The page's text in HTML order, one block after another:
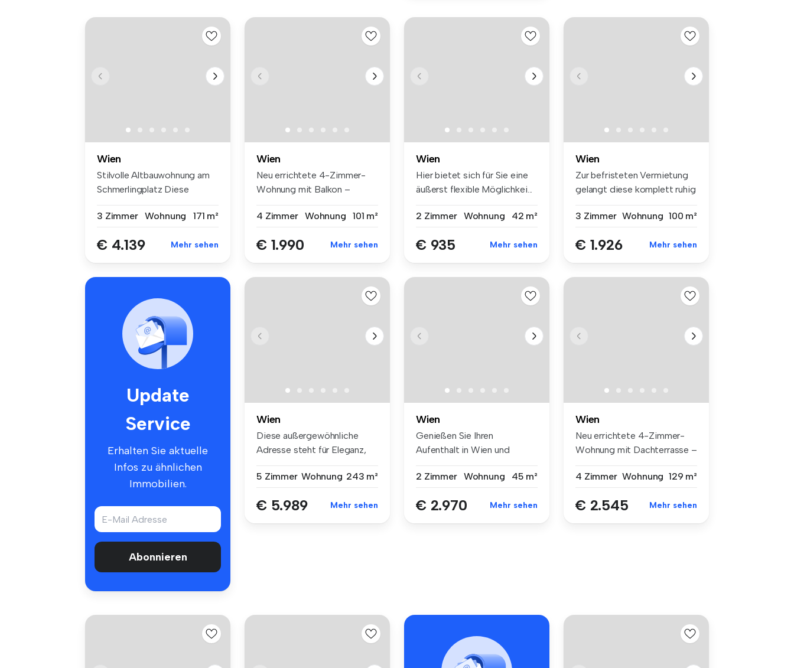
Wien
Stilvolle Altbauwohnung am
Schmerlingplatz Diese
3 Zimmer
Wohnung 171 m²
€ 4.139 Mehr sehen
Wien
Neu errichtete 4-Zimmer-
Wohnung mit Balkon –
4 Zimmer Wohnung 101 m²
€ 1.990 Mehr sehen
Wien
Hier bietet sich für Sie eine
äußerst flexible Möglichkei...
2 Zimmer Wohnung 42 m²
€ 935 Mehr sehen
Wien
Zur befristeten Vermietung
gelangt diese komplett ruhig
3 Zimmer Wohnung 100 m²
€ 1.926 Mehr sehen
Update
Service
Erhalten Sie aktuelle
Infos zu ähnlichen
Immobilien.
Abonnieren
Wien
Diese außergewöhnliche
Adresse steht für Eleganz,
5 Zimmer Wohnung 243 m²
€ 5.989 Mehr sehen
Wien
Genießen Sie Ihren
Aufenthalt in Wien und
2 Zimmer Wohnung 45 m²
€ 2.970 Mehr sehen
Wien
Neu errichtete 4-Zimmer-
Wohnung mit Dachterrasse –
4 Zimmer Wohnung 129 m²
€ 2.545 Mehr sehen